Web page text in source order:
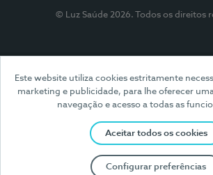
Este website utiliza cookies estritamente
marketing e publicidade, para lhe oferecer
navegação e acesso a todas as
Aceitar todos os cookies
Configurar preferências
© Luz Saúde 2026. Todos os direitos